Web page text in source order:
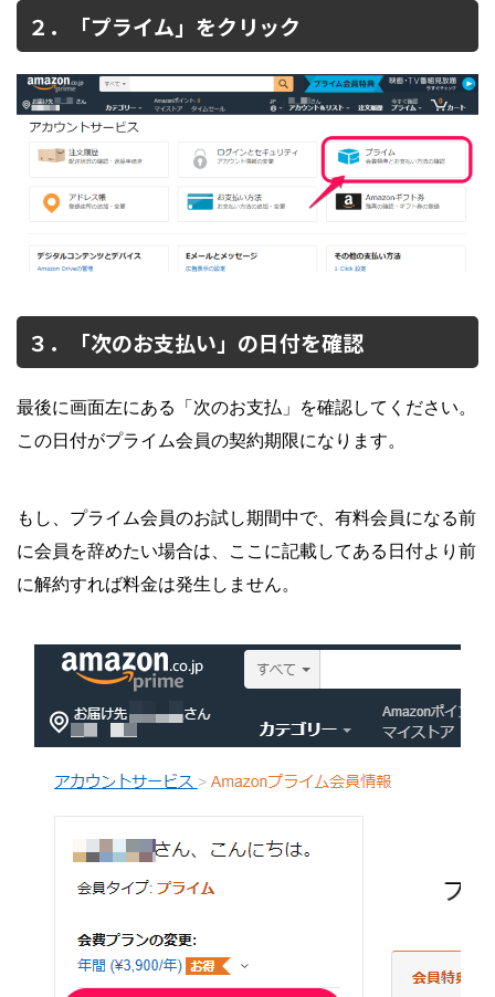
２．「プライム」をクリック
３．「次のお支払い」の日付を確認
最後に画面左にある「次のお支払」を確認してください。
この日付がプライム会員の契約期限になります。
もし、プライム会員のお試し期間中で、有料会員になる前
に会員を辞めたい場合は、ここに記載してある日付より前
に解約すれば料金は発生しません。